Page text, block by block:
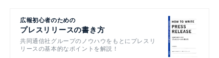
広報初心者のための
プレスリリースの書き方
共同通信社グループのノウハウをもとにプレスリ
リースの基本的なポイントを解説！